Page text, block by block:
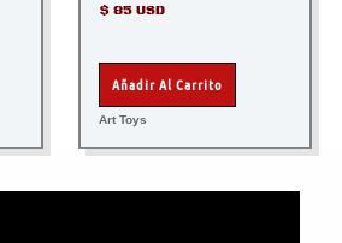
$85 USD
Añadir Al Carrito
Art Toys